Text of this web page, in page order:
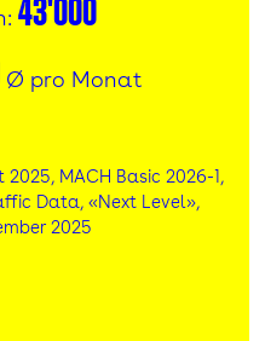
43'000
Ø pro Monat
MACH Basic 2026-1,
Data, «Next Level»,
2025